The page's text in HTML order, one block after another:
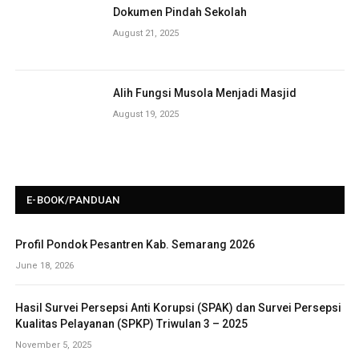
Dokumen Pindah Sekolah
August 21, 2025
Alih Fungsi Musola Menjadi Masjid
August 19, 2025
E-BOOK/PANDUAN
Profil Pondok Pesantren Kab. Semarang 2026
June 18, 2026
Hasil Survei Persepsi Anti Korupsi (SPAK) dan Survei Persepsi
Kualitas Pelayanan (SPKP) Triwulan 3 – 2025
November 5, 2025